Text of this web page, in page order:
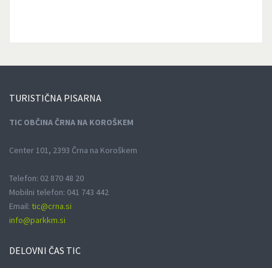
TURISTIČNA PISARNA
TIC OBČINA ČRNA NA KOROŠKEM
Center 101, 2393 Črna na Koroškem
Telefon: 02 870 48 20
Mobilni telefon: 041 743 442
Email: tic@crna.si
info@parkkm.si
DELOVNI ČAS TIC